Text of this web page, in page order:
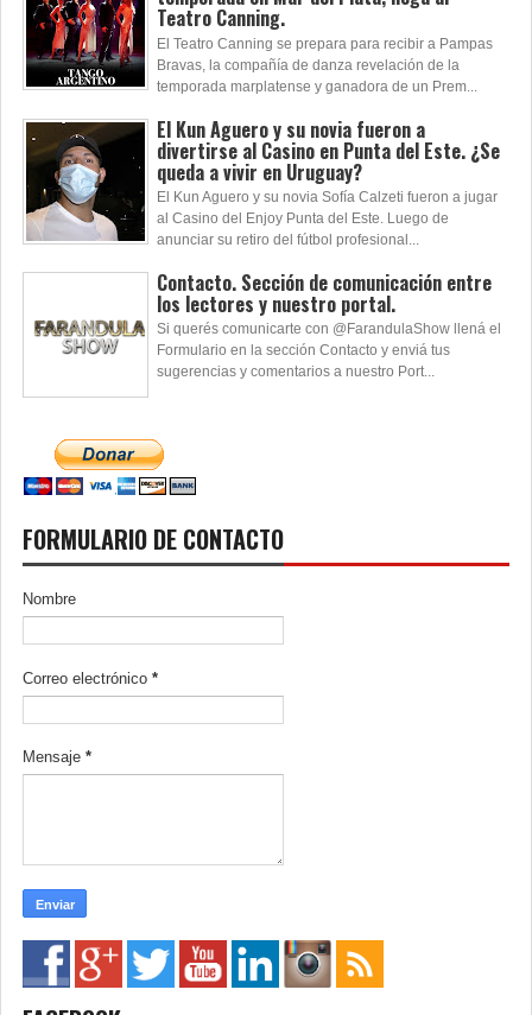
Teatro Canning.
El Teatro Canning se prepara para recibir a Pampas
Bravas, la compañía de danza revelación de la
temporada marplatense y ganadora de un Prem...
El Kun Aguero y su novia fueron a
divertirse al Casino en Punta del Este. ¿Se
queda a vivir en Uruguay?
El Kun Aguero y su novia Sofía Calzeti fueron a jugar
al Casino del Enjoy Punta del Este. Luego de
anunciar su retiro del fútbol profesional...
Contacto. Sección de comunicación entre
los lectores y nuestro portal.
Si querés comunicarte con @FarandulaShow llená el
Formulario en la sección Contacto y enviá tus
sugerencias y comentarios a nuestro Port...
FORMULARIO DE CONTACTO
Nombre
Correo electrónico *
Mensaje *